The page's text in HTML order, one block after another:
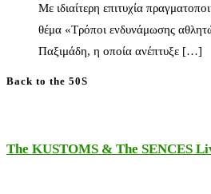
Με ιδιαίτερη επιτυχία
θέμα «Τρόποι ενδυνάμωσης
Παξιμάδη, η οποία ανέπτυξε […]
Back to the 50S
The KUSTOMS & The SENCES